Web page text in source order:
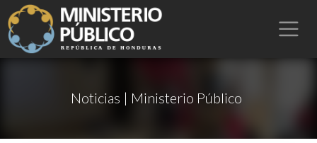
Noticias | Ministerio Público